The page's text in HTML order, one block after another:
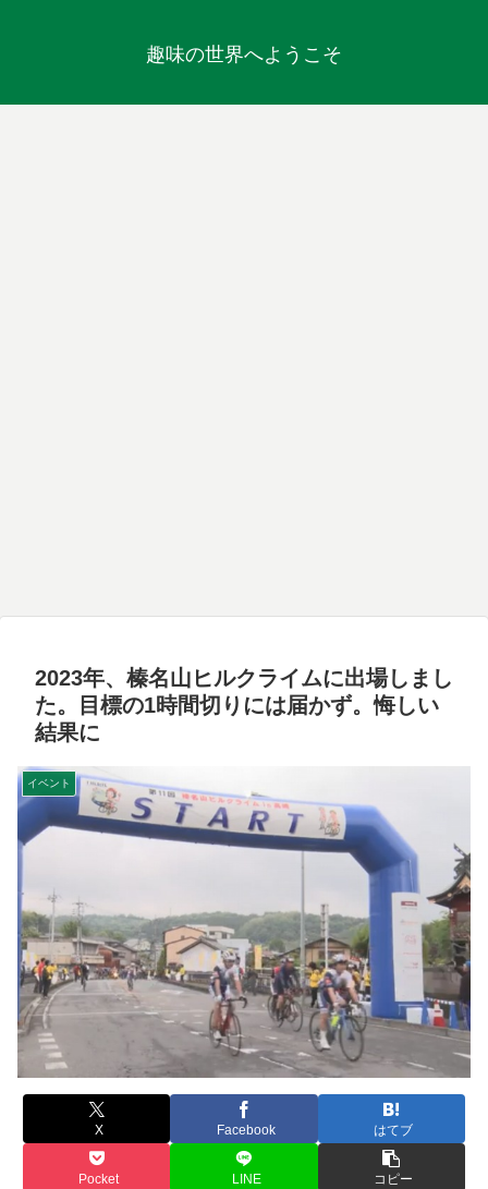
趣味の世界へようこそ
2023年、榛名山ヒルクライムに出場しまし
た。目標の1時間切りには届かず。悔しい
結果に
イベント
X Facebook はてブ
Pocket LINE コピー